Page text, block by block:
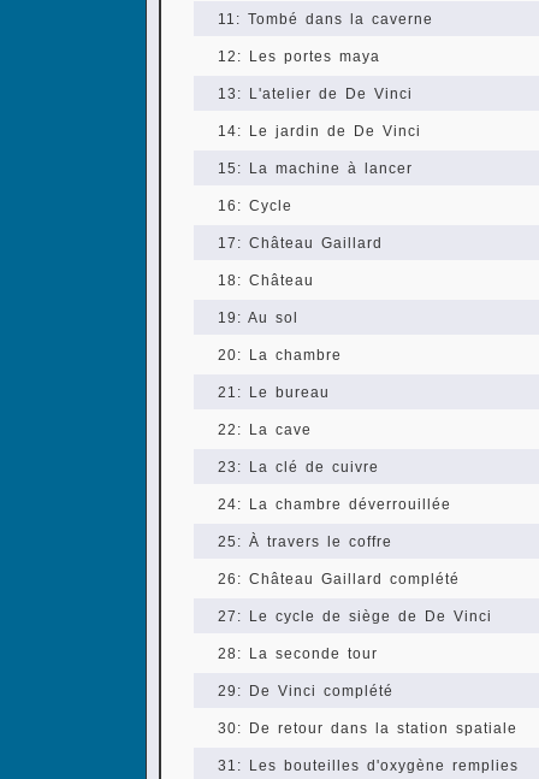
11: Tombé dans la caverne
12: Les portes maya
13: L'atelier de De Vinci
14: Le jardin de De Vinci
15: La machine à lancer
16: Cycle
17: Château Gaillard
18: Château
19: Au sol
20: La chambre
21: Le bureau
22: La cave
23: La clé de cuivre
24: La chambre déverrouillée
25: À travers le coffre
26: Château Gaillard complété
27: Le cycle de siège de De Vinci
28: La seconde tour
29: De Vinci complété
30: De retour dans la station spatiale
31: Les bouteilles d'oxygène remplies